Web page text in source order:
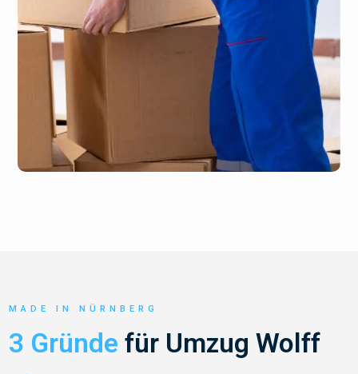
MADE IN NÜRNBERG
3 Gründe für Umzug Wolff